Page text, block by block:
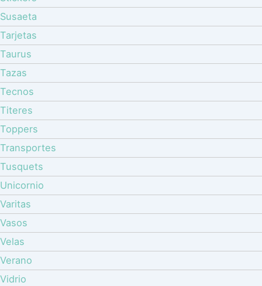
Susaeta
Tarjetas
Taurus
Tazas
Tecnos
Titeres
Toppers
Transportes
Tusquets
Unicornio
Varitas
Vasos
Velas
Verano
Vidrio